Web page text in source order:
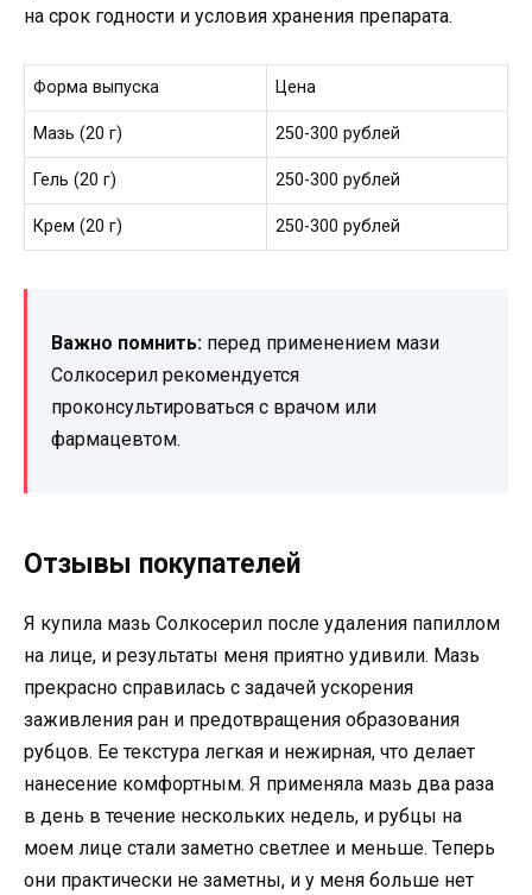
на срок годности и условия хранения препарата.
Форма выпуска Цена
Мазь (20 г) 250-300 рублей
Гель (20 г) 250-300 рублей
Крем (20 г) 250-300 рублей
Важно помнить: перед применением мази
Солкосерил рекомендуется
проконсультироваться с врачом или
фармацевтом.
Отзывы покупателей
Я купила мазь Солкосерил после удаления папиллом
на лице, и результаты меня приятно удивили. Мазь
прекрасно справилась с задачей ускорения
заживления ран и предотвращения образования
рубцов. Ее текстура легкая и нежирная, что делает
нанесение комфортным. Я применяла мазь два раза
в день в течение нескольких недель, и рубцы на
моем лице стали заметно светлее и меньше. Теперь
они практически не заметны, и у меня больше нет